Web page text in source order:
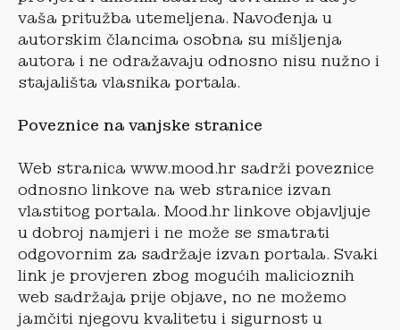
vaša pritužba utemeljena. Navođenja u
autorskim člancima osobna su mišljenja
autora i ne odražavaju odnosno nisu nužno i
stajališta vlasnika portala.
Poveznice na vanjske stranice
Web stranica www.mood.hr sadrži poveznice
odnosno linkove na web stranice izvan
vlastitog portala. Mood.hr linkove objavljuje
u dobroj namjeri i ne može se smatrati
odgovornim za sadržaje izvan portala. Svaki
link je provjeren zbog mogućih malicioznih
web sadržaja prije objave, no ne možemo
jamčiti njegovu kvalitetu i sigurnost u